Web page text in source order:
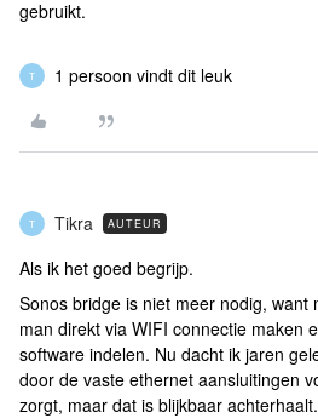
gebruikt.
T 1 persoon vindt dit leuk
T Tikra AUTEUR
Als ik het goed begrijp.
Sonos bridge is niet meer nodig, want
man direkt via WIFI connectie maken
software indelen. Nu dacht ik jaren
door de vaste ethernet aansluitingen
zorgt, maar dat is blijkbaar achterhaalt.